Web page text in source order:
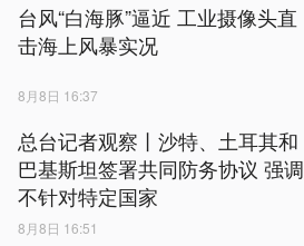
台风“白海豚”逼近 工业摄像头直
击海上风暴实况
8月8日 16:37
总台记者观察丨沙特、土耳其和
巴基斯坦签署共同防务协议 强调
不针对特定国家
8月8日 16:51